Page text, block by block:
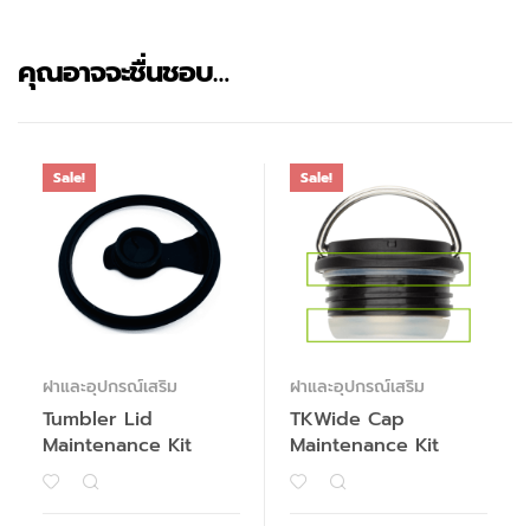
คุณอาจจะชื่นชอบ…
Sale!
ฝาและอุปกรณ์เสริม
Tumbler Lid
Maintenance Kit
Sale!
ฝาและอุปกรณ์เสริม
TKWide Cap
Maintenance Kit